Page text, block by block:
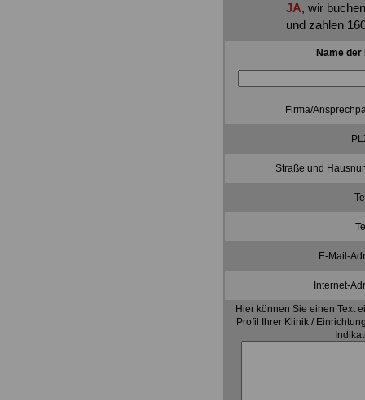
JA, wir
und zahlen
Name
Firma/
Straße und
E-Mail-
Internet-
Hier können Sie einen Text
Profil Ihrer Klinik /